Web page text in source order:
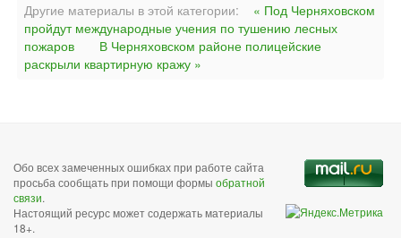
Другие материалы в этой категории:
« Под Черняховском
пройдут международные учения по тушению лесных
пожаров
В Черняховском районе полицейские
раскрыли квартирную кражу »
Обо всех замеченных ошибках при работе сайта
просьба сообщать при помощи формы обратной
связи.
Настоящий ресурс может содержать материалы
18+.